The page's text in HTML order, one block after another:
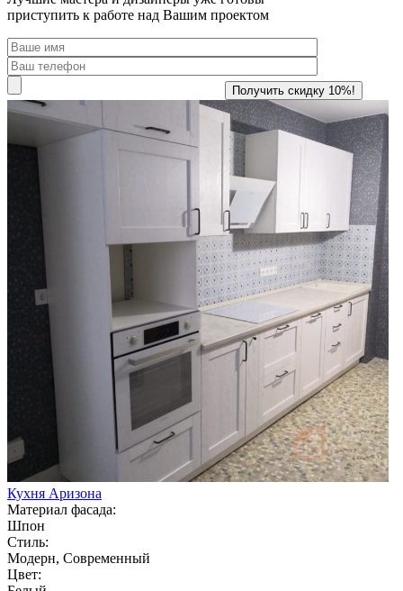
приступить к работе над Вашим проектом
Кухня Аризона
Материал фасада:
Шпон
Стиль:
Модерн, Современный
Цвет: